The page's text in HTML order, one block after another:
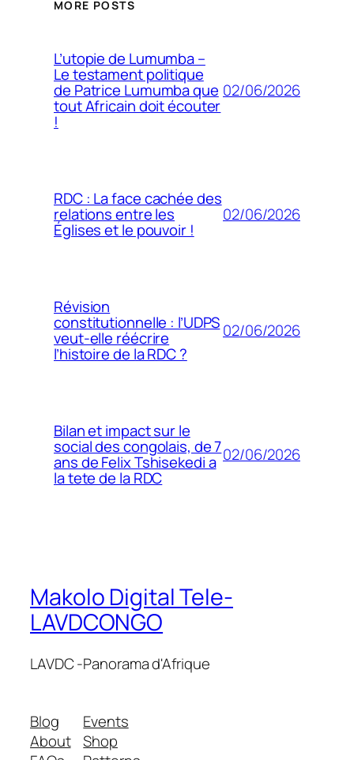
MORE POSTS
L’utopie de Lumumba –
Le testament politique
de Patrice Lumumba que
tout Africain doit écouter
!
02/06/2026
RDC : La face cachée des
relations entre les
Églises et le pouvoir !
02/06/2026
Révision
constitutionnelle : l’UDPS
veut-elle réécrire
l’histoire de la RDC ?
02/06/2026
Bilan et impact sur le
social des congolais, de 7
ans de Felix Tshisekedi a
la tete de la RDC
02/06/2026
Makolo Digital Tele-
LAVDCONGO
LAVDC -Panorama d'Afrique
Blog
About
Events
Shop